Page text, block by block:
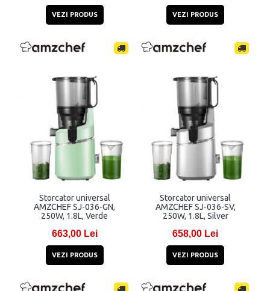
VEZI PRODUS VEZI PRODUS
Storcator universal
AMZCHEF SJ-036-GN,
250W, 1.8L, Verde
663,00 Lei
VEZI PRODUS
Storcator universal
AMZCHEF SJ-036-SV,
250W, 1.8L, Silver
658,00 Lei
VEZI PRODUS